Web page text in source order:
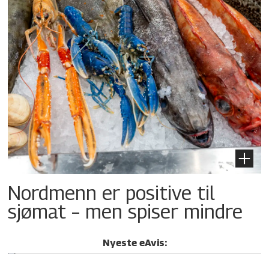
Nordmenn er positive til
sjømat – men spiser mindre
Nyeste eAvis: